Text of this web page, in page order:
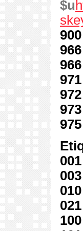
$u
900
966
966
971
972
973
975
001
003
010
021
100